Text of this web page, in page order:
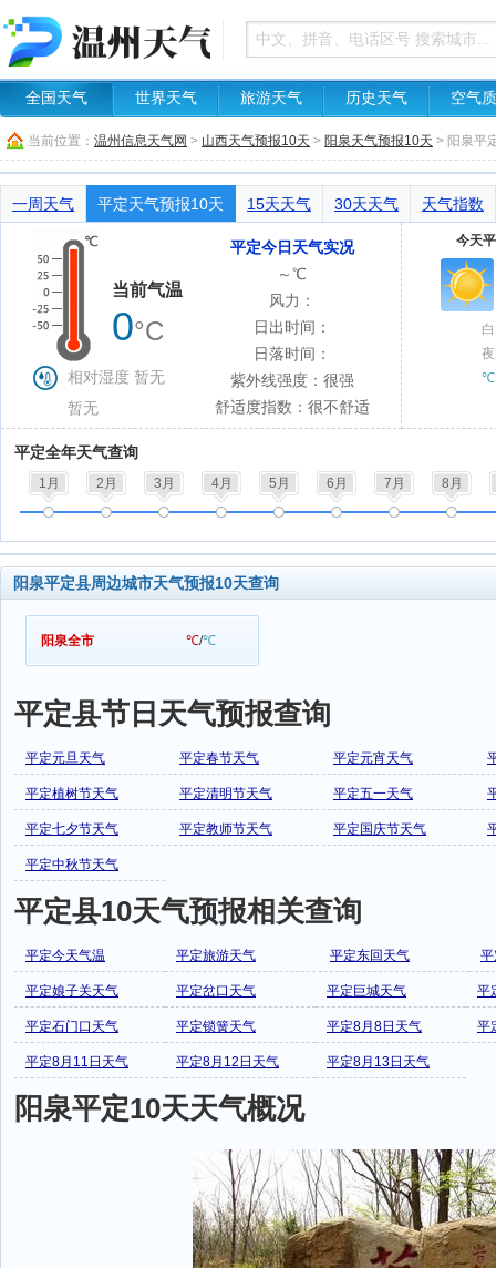
全国天气 世界天气 旅游天气 历史天气 空气
当前位置： 温州信息天气网 > 山西天气预报10天 > 阳泉天气预报10天 > 阳泉平
一周天气 平定天气预报10天 15天天气 30天天气 天气指数
当前气温
0°C
相对湿度 暂无
暂无
平定今日天气实况
～℃
风力：
日出时间：
日落时间：
紫外线强度：很强
舒适度指数：很不舒适
今天
℃
平定全年天气查询
1月 2月 3月 4月 5月 6月 7月 8月
阳泉平定县周边城市天气预报10天查询
阳泉全市 ℃/℃
平定县节日天气预报查询
平定元旦天气 平定春节天气 平定元宵天气
平定植树节天气 平定清明节天气 平定五一天气
平定七夕节天气 平定教师节天气 平定国庆节天气
平定中秋节天气
平定县10天气预报相关查询
平定今天气温 平定旅游天气 平定东回天气
平定娘子关天气 平定岔口天气 平定巨城天气 平
平定石门口天气 平定锁簧天气 平定8月8日天气 平
平定8月11日天气 平定8月12日天气 平定8月13日天气
阳泉平定10天天气概况